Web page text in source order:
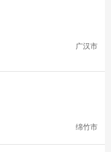
广汉市
绵竹市